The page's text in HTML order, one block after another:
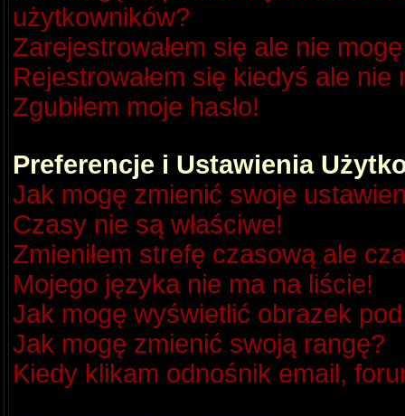
użytkowników?
Zarejestrowałem się ale nie
Rejestrowałem się kiedyś ale
Zgubiłem moje hasło!
Preferencje i Ustawienia
Jak mogę zmienić swoje
Czasy nie są właściwe!
Zmieniłem strefę czasową ale
Mojego języka nie ma na liście!
Jak mogę wyświetlić obrazek
Jak mogę zmienić swoją rangę?
Kiedy klikam odnośnik email,